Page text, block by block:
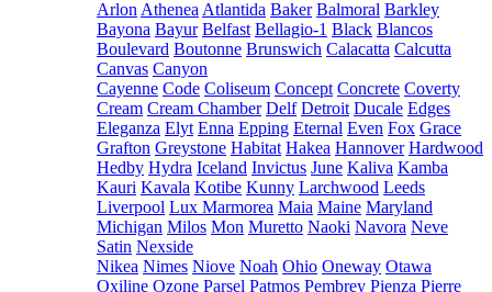
Arlon Athenea Atlantida Baker Balmoral Barkley
Bayona Bayur Belfast Bellagio-1 Black Blancos
Boulevard Boutonne Brunswich Calacatta Calcutta
Canvas Canyon
Cayenne Code Coliseum Concept Concrete Coverty
Cream Cream Chamber Delf Detroit Ducale Edges
Eleganza Elyt Enna Epping Eternal Even Fox Grace
Grafton Greystone Habitat Hakea Hannover Hardwood
Hedby Hydra Iceland Invictus June Kaliva Kamba
Kauri Kavala Kotibe Kunny Larchwood Leeds
Liverpool Lux Marmorea Maia Maine Maryland
Michigan Milos Mon Muretto Naoki Navora Neve
Satin Nexside
Nikea Nimes Niove Noah Ohio Oneway Otawa
Oxiline Ozone Parsel Patmos Pembrey Pienza Pierre